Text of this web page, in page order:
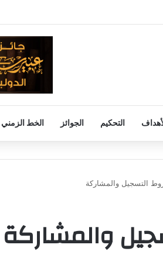
التحكيم الجوائز الخط الزمني
التسجيل والمشاركة
والمشاركة